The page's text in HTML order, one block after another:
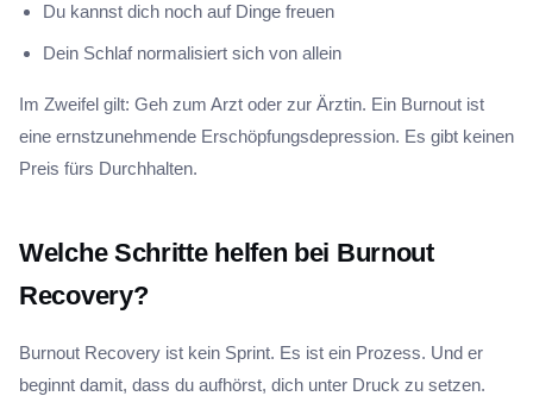
Du kannst dich noch auf Dinge freuen
Dein Schlaf normalisiert sich von allein
Im Zweifel gilt: Geh zum Arzt oder zur Ärztin. Ein Burnout ist
eine ernstzunehmende Erschöpfungsdepression. Es gibt keinen
Preis fürs Durchhalten.
Welche Schritte helfen bei Burnout
Recovery?
Burnout Recovery ist kein Sprint. Es ist ein Prozess. Und er
beginnt damit, dass du aufhörst, dich unter Druck zu setzen.